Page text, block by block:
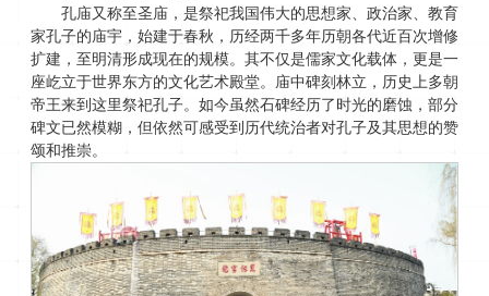
孔庙又称至圣庙，是祭祀我国伟大的思想家、政治家、教育
家孔子的庙宇，始建于春秋，历经两千多年历朝各代近百次增修
扩建，至明清形成现在的规模。其不仅是儒家文化载体，更是一
座屹立于世界东方的文化艺术殿堂。庙中碑刻林立，历史上多朝
帝王来到这里祭祀孔子。如今虽然石碑经历了时光的磨蚀，部分
碑文已然模糊，但依然可感受到历代统治者对孔子及其思想的赞
颂和推崇。